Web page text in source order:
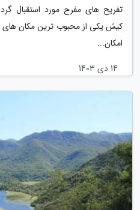
تفریح های مفرح مورد استقبال
کیش یکی از محبوب ترین مکان های
امکان...
14 دی 1403